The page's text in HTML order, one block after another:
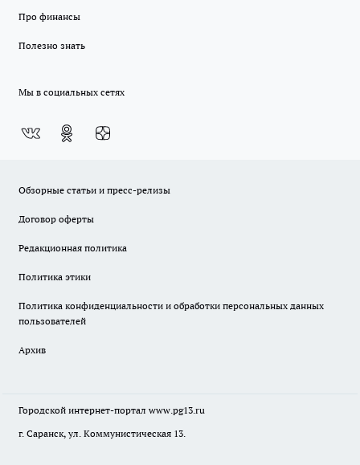
Про финансы
Полезно знать
Мы в социальных сетях
Обзорные статьи и пресс-релизы
Договор оферты
Редакционная политика
Политика этики
Политика конфиденциальности и обработки персональных данных
пользователей
Архив
Городской интернет-портал www.pg13.ru
г. Саранск, ул. Коммунистическая 13.